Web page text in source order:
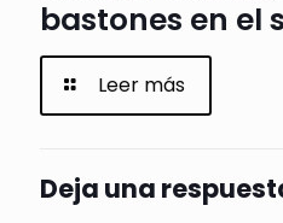
bastones en el
Leer más
Deja una